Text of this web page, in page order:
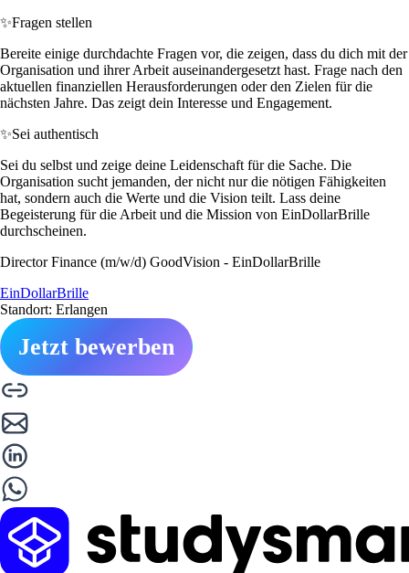
✨Fragen stellen
Bereite einige durchdachte Fragen vor, die zeigen, dass du dich mit der
Organisation und ihrer Arbeit auseinandergesetzt hast. Frage nach den
aktuellen finanziellen Herausforderungen oder den Zielen für die
nächsten Jahre. Das zeigt dein Interesse und Engagement.
✨Sei authentisch
Sei du selbst und zeige deine Leidenschaft für die Sache. Die
Organisation sucht jemanden, der nicht nur die nötigen Fähigkeiten
hat, sondern auch die Werte und die Vision teilt. Lass deine
Begeisterung für die Arbeit und die Mission von EinDollarBrille
durchscheinen.
Director Finance (m/w/d) GoodVision - EinDollarBrille
EinDollarBrille
Standort: Erlangen
Jetzt bewerben